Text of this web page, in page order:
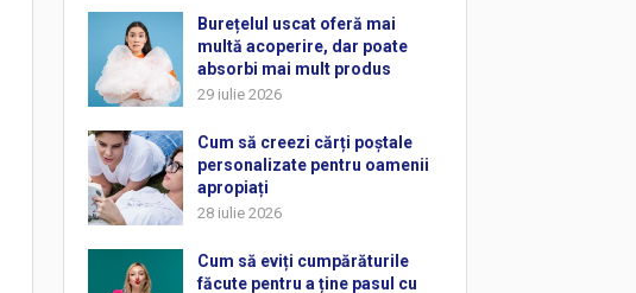
Burețelul uscat oferă mai
multă acoperire, dar poate
absorbi mai mult produs
29 iulie 2026
Cum să creezi cărți poștale
personalizate pentru oamenii
apropiați
28 iulie 2026
Cum să eviți cumpărăturile
făcute pentru a ține pasul cu